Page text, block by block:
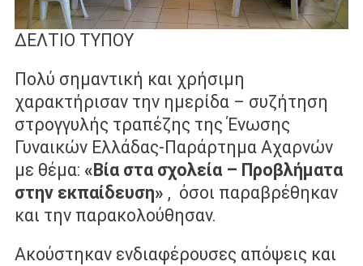
ΔΕΛΤΙΟ ΤΥΠΟΥ
Πολύ σημαντική και χρήσιμη
χαρακτήρισαν την ημερίδα – συζήτηση
στρογγυλής τραπέζης της Ένωσης
Γυναικών Ελλάδας-Παράρτημα Αχαρνών
με θέμα: «Βία στα σχολεία – Προβλήματα
στην εκπαίδευση» , όσοι παραβρέθηκαν
και την παρακολούθησαν.
Ακούστηκαν ενδιαφέρουσες απόψεις και